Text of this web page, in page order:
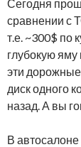
Сегодня
сравнении с
т.е. ~300$ по
глубокую яму
эти
диск одного
назад. А вы
В